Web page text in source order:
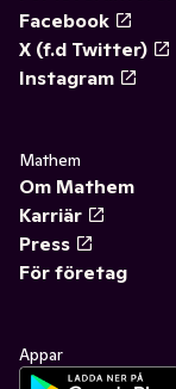
Facebook
X (f.d Twitter)
Instagram
Mathem
Om Mathem
Karriär
Press
För företag
Appar